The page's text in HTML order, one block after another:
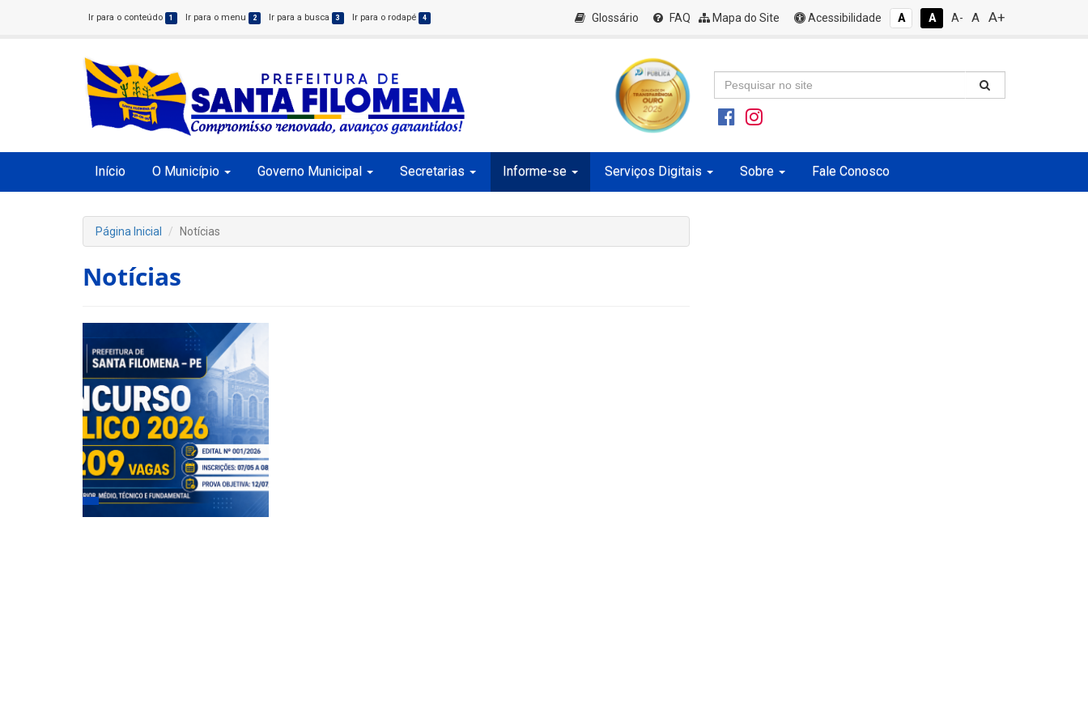
Ir para o conteúdo 1 Ir para o menu 2 Ir para a busca 3 Ir para o rodapé 4 Glossário FAQ Mapa do Site Acessibilidade A A A- A A+
Início O Município Governo Municipal Secretarias Informe-se Serviços Digitais Sobre Fale Conosco
Página Inicial Notícias
Notícias